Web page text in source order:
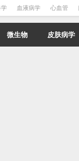
学 血液病学 心血管
微生物 皮肤病学